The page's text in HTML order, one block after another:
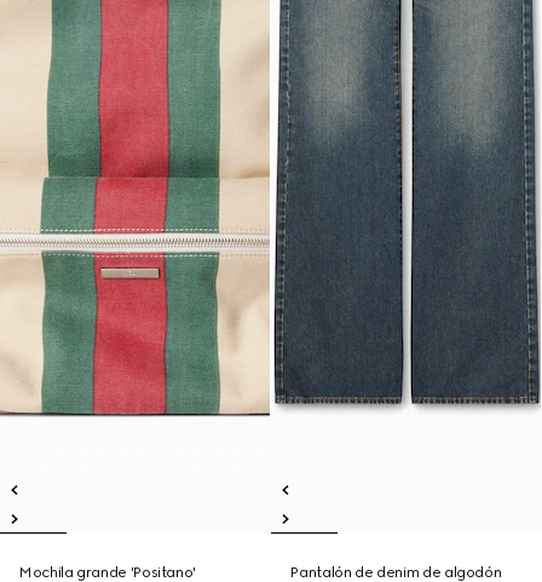
Mochila grande 'Positano'
Pantalón de denim de algodón